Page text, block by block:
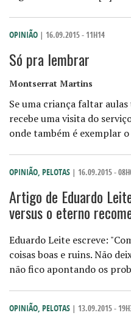
OPINIÃO | 16.09.2015 - 11H14
Só pra lembrar
Montserrat Martins
Se uma criança faltar
recebe uma visita do
onde também é exemplar
OPINIÃO, PELOTAS | 16.09.2015 -
Artigo de Eduardo
versus o eterno
Eduardo Leite escreve:
coisas boas e ruins. Não
não fico apontando os
OPINIÃO, PELOTAS | 13.09.2015 -